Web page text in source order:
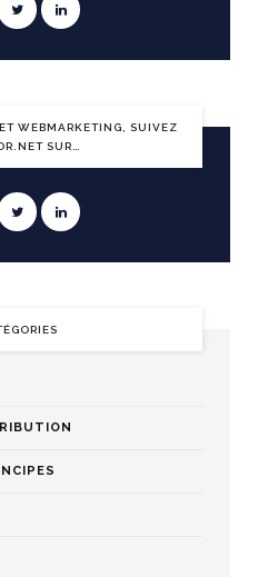
WEBMARKETING, SUIVEZ
SUR…